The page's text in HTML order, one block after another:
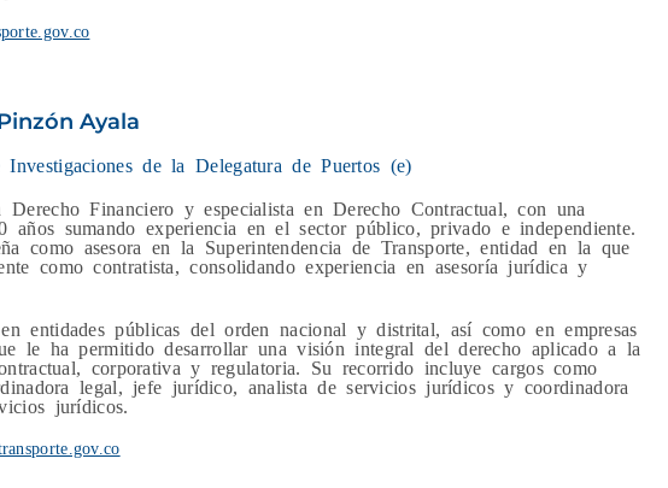
Ayala
Investigaciones de la Delegatura de Puertos (e)
Derecho Financiero y especialista en Derecho Contractual, con una
años sumando experiencia en el sector público, privado e independiente.
como asesora en la Superintendencia de Transporte, entidad en la que
como contratista, consolidando experiencia en asesoría jurídica y
entidades públicas del orden nacional y distrital, así como en empresas
le ha permitido desarrollar una visión integral del derecho aplicado a la
corporativa y regulatoria. Su recorrido incluye cargos como
legal, jefe jurídico, analista de servicios jurídicos y coordinadora
jurídicos.